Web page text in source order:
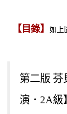
【目錄】 如上
第二版 芬
演．2A級